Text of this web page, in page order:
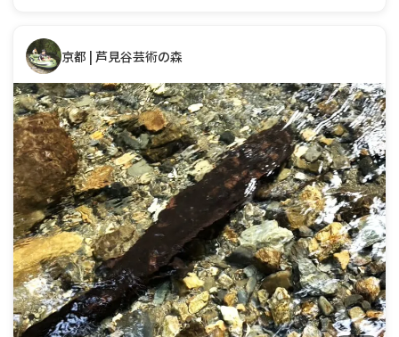
京都 | 芦見谷芸術の森